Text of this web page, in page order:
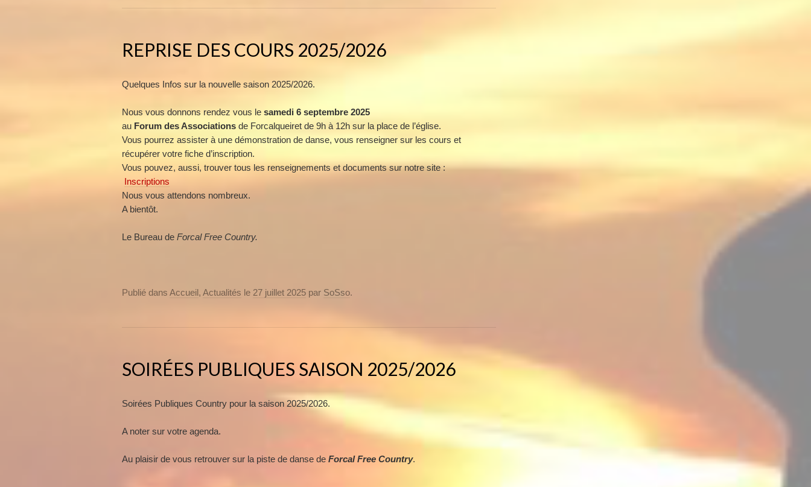
REPRISE DES COURS 2025/2026
Quelques Infos sur la nouvelle saison 2025/2026.
Nous vous donnons rendez vous le samedi 6 septembre 2025
au Forum des Associations de Forcalqueiret de 9h à 12h sur la place de l’église.
Vous pourrez assister à une démonstration de danse, vous renseigner sur les cours et
récupérer votre fiche d’inscription.
Vous pouvez, aussi, trouver tous les renseignements et documents sur notre site :
Inscriptions
Nous vous attendons nombreux.
A bientôt.
Le Bureau de Forcal Free Country.
Publié dans Accueil, Actualités le 27 juillet 2025 par SoSso.
SOIRÉES PUBLIQUES SAISON 2025/2026
Soirées Publiques Country pour la saison 2025/2026.
A noter sur votre agenda.
Au plaisir de vous retrouver sur la piste de danse de Forcal Free Country.